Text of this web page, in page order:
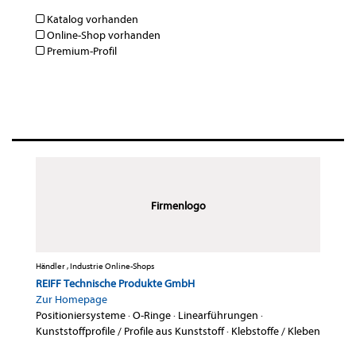
Katalog vorhanden
Online-Shop vorhanden
Premium-Profil
Firmenlogo
Händler , Industrie Online-Shops
REIFF Technische Produkte GmbH
Zur Homepage
Positioniersysteme·O-Ringe· Linearführungen ·
Kunststoffprofile / Profile aus Kunststoff· Klebstoffe / Kleben